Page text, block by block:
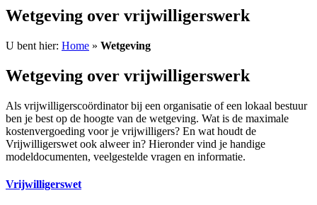
Wetgeving over vrijwilligerswerk
U bent hier: Home » Wetgeving
Wetgeving over vrijwilligerswerk
Als vrijwilligerscoördinator bij een organisatie of een lokaal bestuur
ben je best op de hoogte van de wetgeving. Wat is de maximale
kostenvergoeding voor je vrijwilligers? En wat houdt de
Vrijwilligerswet ook alweer in? Hieronder vind je handige
modeldocumenten, veelgestelde vragen en informatie.
Vrijwilligerswet